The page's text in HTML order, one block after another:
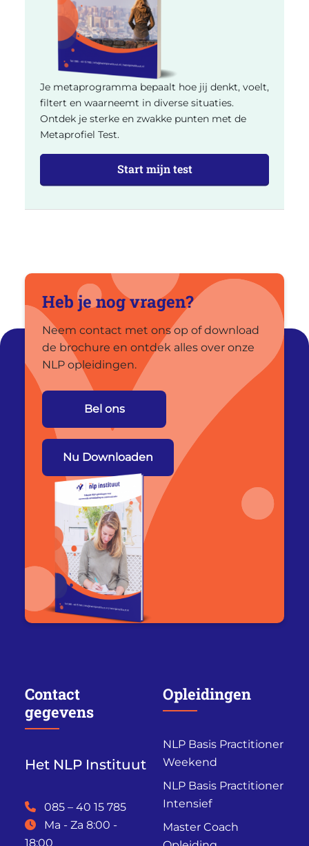
Je metaprogramma bepaalt hoe jij denkt, voelt,
filtert en waarneemt in diverse situaties.
Ontdek je sterke en zwakke punten met de
Metaprofiel Test.
Start mijn test
Heb je nog vragen?
Neem contact met ons op of download
de brochure en ontdek alles over onze
NLP opleidingen.
Bel ons
Nu Downloaden
Contact
gegevens
Het NLP Instituut
085 – 40 15 785
Ma - Za 8:00 -
18:00
Opleidingen
NLP Basis Practitioner
Weekend
NLP Basis Practitioner
Intensief
Master Coach